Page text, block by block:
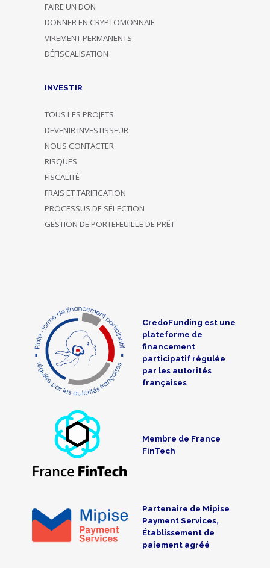
FAIRE UN DON
DONNER EN CRYPTOMONNAIE
VIREMENT PERMANENTS
DÉFISCALISATION
INVESTIR
TOUS LES PROJETS
DEVENIR INVESTISSEUR
NOUS CONTACTER
RISQUES
FISCALITÉ
FRAIS ET TARIFICATION
PROCESSUS DE SÉLECTION
GESTION DE PORTEFEUILLE DE PRÊT
CredoFunding est une
plateforme de
financement
participatif régulée
par les autorités
françaises
Membre de France
FinTech
Partenaire de Mipise
Payment Services,
Établissement de
paiement agréé